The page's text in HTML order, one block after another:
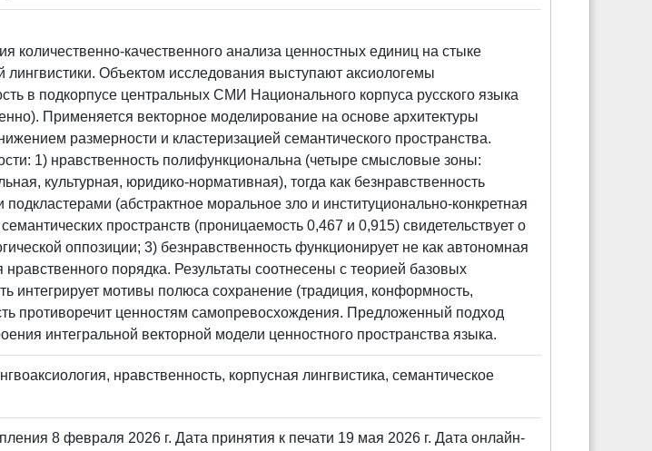
количественно-качественного анализа ценностных единиц на стыке
лингвистики. Объектом исследования выступают аксиологемы
в подкорпусе центральных СМИ Национального корпуса русского языка
Применяется векторное моделирование на основе архитектуры
размерности и кластеризацией семантического пространства.
1) нравственность полифункциональна (четыре смысловые зоны:
культурная, юридико-нормативная), тогда как безнравственность
(абстрактное моральное зло и институционально-конкретная
пространств (проницаемость 0,467 и 0,915) свидетельствует о
оппозиции; 3) безнравственность функционирует не как автономная
порядка. Результаты соотнесены с теорией базовых
интегрирует мотивы полюса сохранение (традиция, конформность,
противоречит ценностям самопревосхождения. Предложенный подход
интегральной векторной модели ценностного пространства языка.
нравственность, корпусная лингвистика, семантическое
8 февраля 2026 г. Дата принятия к печати 19 мая 2026 г. Дата онлайн-